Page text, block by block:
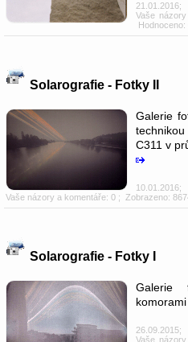
21.01.2016;
Vaše
Hodnoceno:
Solarografie - Fotky II
Galerie
C311 v
10.01.2016;
Vaše názory a komentáře: 0 ; Zobrazeno:
Solarografie - Fotky I
Galerie
26.09.2015;
Vaše